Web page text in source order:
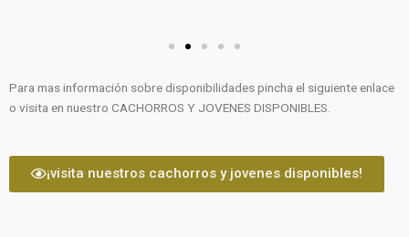
Para mas información sobre disponibilidades pincha el siguiente enlace
o visita en nuestro CACHORROS Y JOVENES DISPONIBLES.
¡visita nuestros cachorros y jovenes disponibles!